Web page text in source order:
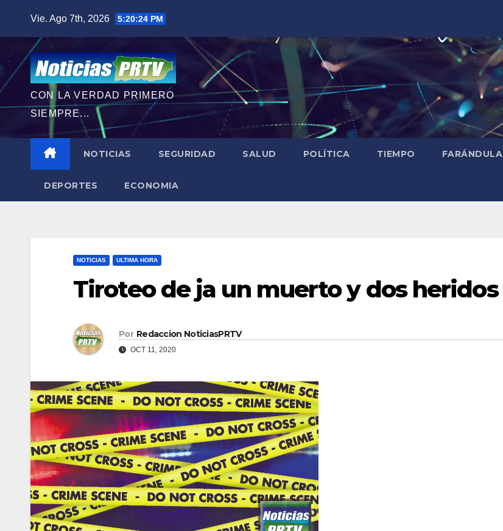
contenido
Vie. Ago 7th, 2026 5:20:25 PM
CON LA VERDAD PRIMERO
SIEMPRE...
NOTICIAS SEGURIDAD SALUD POLÍTICA TIEMPO FARÁNDULA
DEPORTES ECONOMIA
NOTICIAS ULTIMA HORA
Tiroteo de ja un muerto y dos heridos
Por Redaccion NoticiasPRTV
OCT 11, 2020